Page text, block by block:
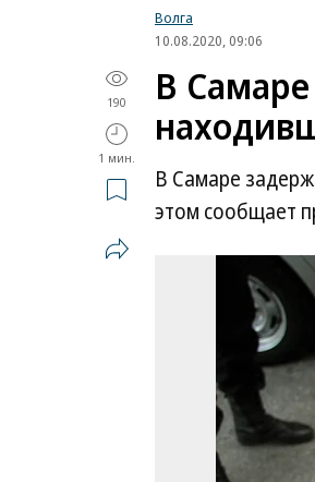
Волга
10.08.2020, 09:06
190
1 мин.
В
В Самаре
этом сообщает